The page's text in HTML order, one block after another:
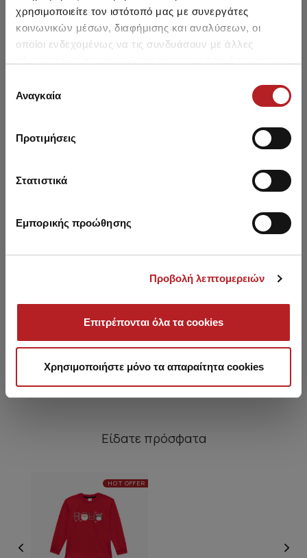
χρησιμοποιείτε τον ιστότοπό μας με συνεργάτες
κοινωνικών μέσων, διαφήμισης και αναλύσεων, οι
οποίοι ενδεχομένως να τις συνδυάσουν με άλλες
των υπηρεσιών τους.
συγκατάθεσης
Αναγκαία
Προτιμήσεις
Στατιστικά
Εμπορικής προώθησης
Προβολή λεπτομερειών
Επιτρέπονται όλα τα cookies
Χρησιμοποιήστε μόνο τα απαραίτητα cookies
Πυτζάμα
19,70 €
HOT OFFER
Πυτζάμα
22,70 €
Είδατε πρόσφατα
HOT OFFER